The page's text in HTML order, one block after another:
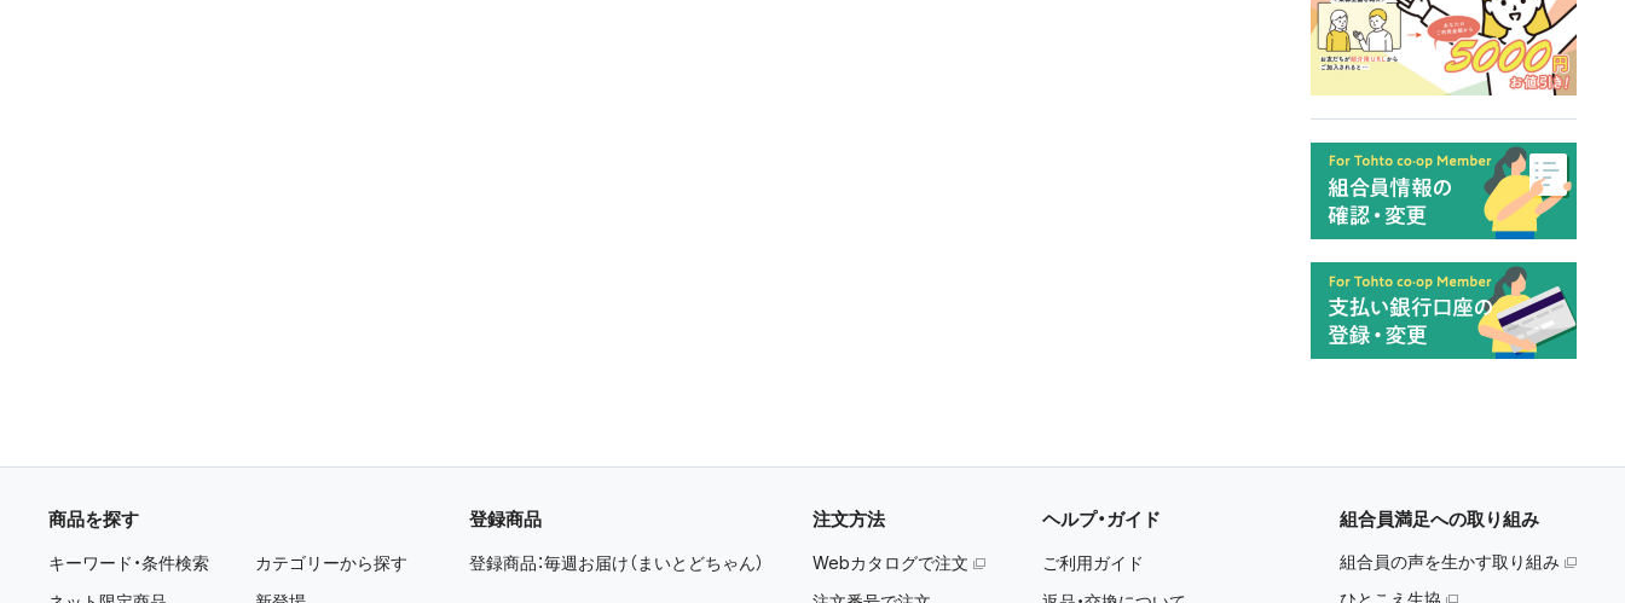
商品を探す
キーワード・条件検索
カテゴリーから探す
登録商品
登録商品：毎週お届け（まいとどちゃん）
注文方法
Webカタログで注文
ヘルプ・ガイド
ご利用ガイド
組合員満足への取り組み
組合員の声を生かす取り組み